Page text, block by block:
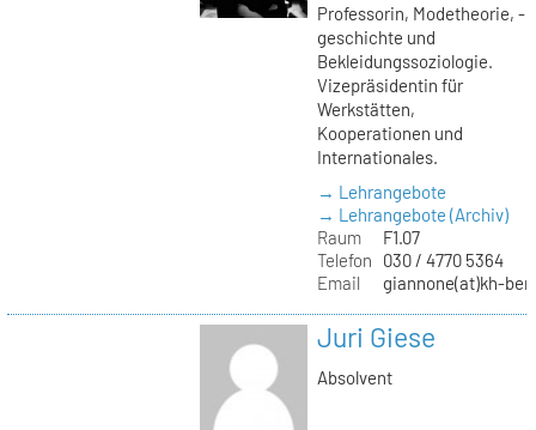
Professorin, Modetheorie, -
geschichte und
Bekleidungssoziologie.
Vizepräsidentin für
Werkstätten,
Kooperationen und
Internationales.
→ Lehrangebote
→ Lehrangebote (Archiv)
Raum
F1.07
Telefon
030 / 4770 5364
Email
giannone(at)kh-
Juri Giese
Absolvent